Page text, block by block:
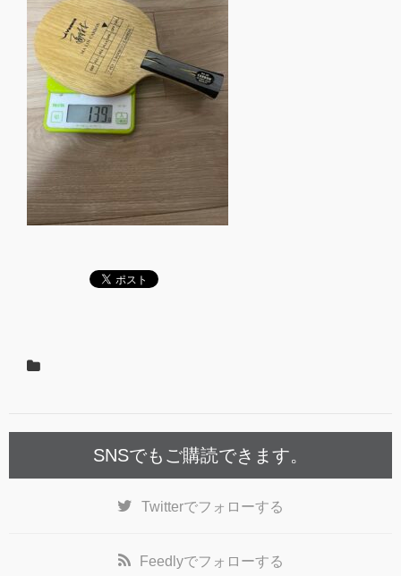
SNSでもご購読できます。
Twitterでフォローする
Feedlyでフォローする